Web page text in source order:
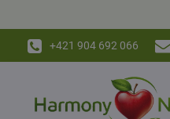
+421 904 692 066